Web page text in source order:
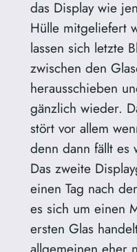
das Display wie
Hülle mitgeliefert
lassen sich letzte
zwischen den
herausschieben
gänzlich wieder.
stört vor allem
denn dann fällt es
Das zweite
einen Tag nach
es sich um einen
ersten Glas